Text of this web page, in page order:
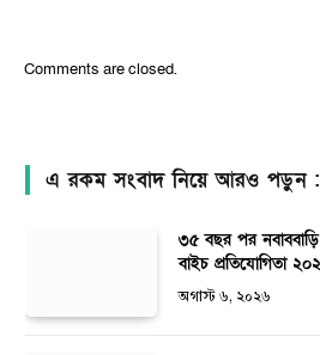
Comments are closed.
এ রকম সংবাদ নিয়ে আরও পড়ুন :
৩৫ বছর পর
বাইচ প্রতিযোগিতা
অগাস্ট ৬, ২০২৬